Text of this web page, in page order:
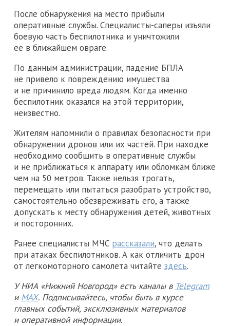
После обнаружения на место прибыли
оперативные службы. Специалисты-саперы изъяли
боевую часть беспилотника и уничтожили
ее в ближайшем овраге.
По данным администрации, падение БПЛА
не привело к повреждению имущества
и не причинило вреда людям. Когда именно
беспилотник оказался на этой территории,
неизвестно.
Жителям напомнили о правилах безопасности при
обнаружении дронов или их частей. При находке
необходимо сообщить в оперативные службы
и не приближаться к аппарату или обломкам ближе
чем на 50 метров. Также нельзя трогать,
перемещать или пытаться разобрать устройство,
самостоятельно обезвреживать его, а также
допускать к месту обнаружения детей, животных
и посторонних.
Ранее специалисты МЧС рассказали, что делать
при атаках беспилотников. А как отличить дрон
от легкомоторного самолета читайте здесь.
У НИА «Нижний Новгород» есть каналы в Telegram
и MAX. Подписывайтесь, чтобы быть в курсе
главных событий, эксклюзивных материалов
и оперативной информации.